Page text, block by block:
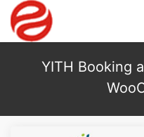
YITH Booking